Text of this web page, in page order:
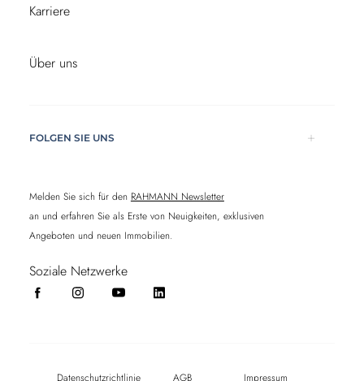
Karriere
Über uns
FOLGEN SIE UNS
Melden Sie sich für den RAHMANN Newsletter
an und erfahren Sie als Erste von Neuigkeiten, exklusiven
Angeboten und neuen Immobilien.
Soziale Netzwerke